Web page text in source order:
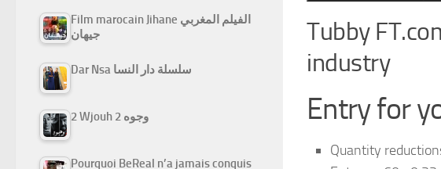
Tubby
industry
Entry for
Quantity
Film marocain Jihane الفيلم المغربي
جيهان
Dar Nsa سلسلة دار النسا
2 Wjouh 2 وجوه
Pourquoi BeReal n’a jamais conquis